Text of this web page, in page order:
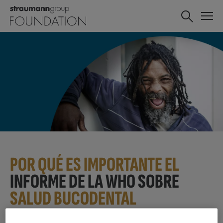
POR QUÉ ES IMPORTANTE EL
INFORME DE LA WHO SOBRE
SALUD BUCODENTAL